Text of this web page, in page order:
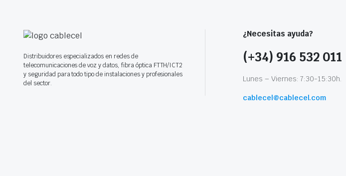
Distribuidores especializados en redes de
telecomunicaciones de voz y datos, fibra óptica FTTH/ICT2
y seguridad para todo tipo de instalaciones y profesionales
del sector.
¿Necesitas ayuda?
(+34) 916 532 011
Lunes – Viernes: 7:30-15:30h.
cablecel@cablecel.com